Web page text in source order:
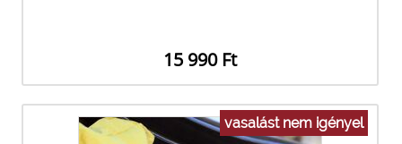
15 990 Ft
vasalást nem igényel